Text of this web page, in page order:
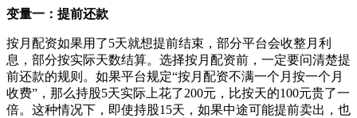
变量一：提前还款
按月配资如果用了5天就想提前结束，部分平台会收整月利
息，部分按实际天数结算。选择按月配资前，一定要问清楚提
前还款的规则。如果平台规定“按月配资不满一个月按一个月
收费”，那么持股5天实际上花了200元，比按天的100元贵了一
倍。这种情况下，即使持股15天，如果中途可能提前卖出，也